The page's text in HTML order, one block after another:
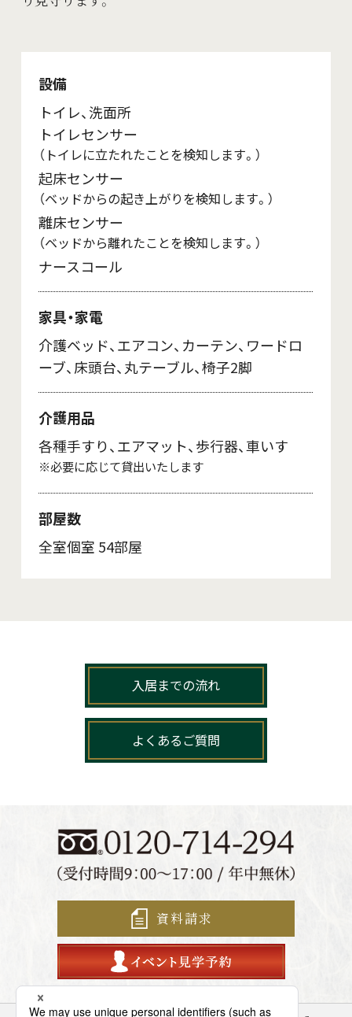
設備
トイレ、洗面所
トイレセンサー
（トイレに立たれたことを検知します。）
起床センサー
（ベッドからの起き上がりを検知します。）
離床センサー
（ベッドから離れたことを検知します。）
ナースコール
家具・家電
介護ベッド、エアコン、カーテン、ワードロ
ーブ、床頭台、丸テーブル、椅子2脚
介護用品
各種手すり、エアマット、歩行器、車いす
※必要に応じて貸出いたします
部屋数
全室個室 54部屋
入居までの流れ
よくあるご質問
資料請求